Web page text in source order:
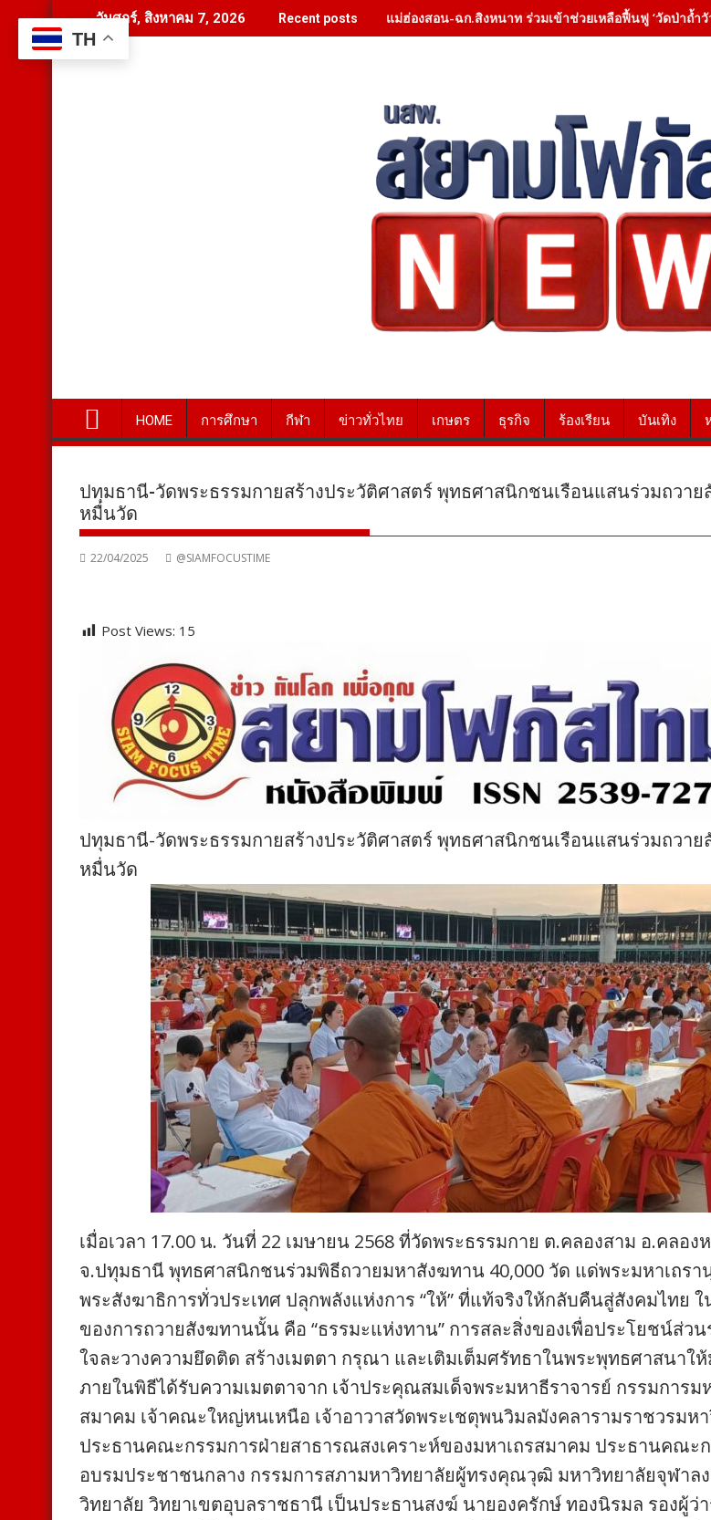
to
content
วันศุกร์, สิงหาคม 7, 2026 Recent posts แม่ฮ่องสอน-อำเภอแม่ลาน้อย ร่วม ทต.แม่ลาน้อย เปิดศูนย์
HOME การศึกษา กีฬา ข่าวทั่วไทย เกษตร ธุรกิจ ร้องเรียน บันเทิง
ปทุมธานี-วัดพระธรรมกายสร้างประวัติศาสตร์ พุทธศาสนิกชนเรือนแสนร่วมถวาย
หมื่นวัด
22/04/2025 @SIAMFOCUSTIME
Post Views: 15
ปทุมธานี-วัดพระธรรมกายสร้างประวัติศาสตร์ พุทธศาสนิกชนเรือนแสนร่วมถวาย
หมื่นวัด
เมื่อเวลา 17.00 น. วันที่ 22 เมษายน 2568 ที่วัดพระธรรมกาย ต.คลองสาม อ.คลอง
จ.ปทุมธานี พุทธศาสนิกชนร่วมพิธีถวายมหาสังฆทาน 40,000 วัด แด่พระมหาเถรา
พระสังฆาธิการทั่วประเทศ ปลุกพลังแห่งการ “ให้” ที่แท้จริงให้กลับคืนสู่สังคมไทย
ของการถวายสังฆทานนั้น คือ “ธรรมะแห่งทาน” การสละสิ่งของเพื่อประโยชน์ส่วน
ใจละวางความยึดติด สร้างเมตตา กรุณา และเติมเต็มศรัทธาในพระพุทธศาสนาใ
ภายในพิธีได้รับความเมตตาจาก เจ้าประคุณสมเด็จพระมหาธีราจารย์ กรรมการม
สมาคม เจ้าคณะใหญ่หนเหนือ เจ้าอาวาสวัดพระเชตุพนวิมลมังคลารามราชวรมห
ประธานคณะกรรมการฝ่ายสาธารณสงเคราะห์ของมหาเถรสมาคม ประธานคณะ
อบรมประชาชนกลาง กรรมการสภามหาวิทยาลัยผู้ทรงคุณวุฒิ มหาวิทยาลัยจุฬาล
วิทยาลัย วิทยาเขตอุบลราชธานี เป็นประธานสงฆ์ นายองครักษ์ ทองนิรมล รองผู้ว่
TH